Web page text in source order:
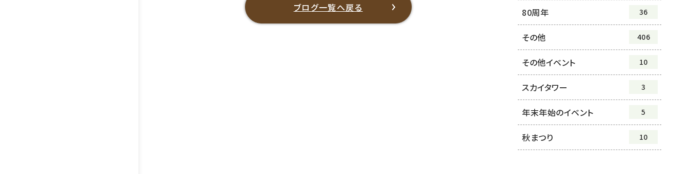
ブログ一覧へ戻る 80周年 36
その他 406
その他イベント 10
スカイタワー 3
年末年始のイベント 5
秋まつり 10